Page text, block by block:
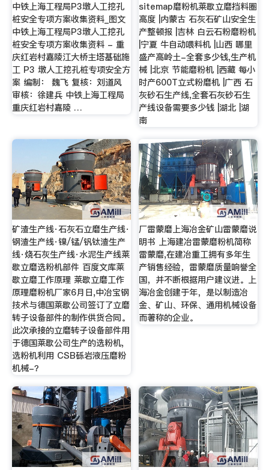
中铁上海工程局P3墩人工挖孔
桩安全专项方案收集资料_图文
中铁上海工程局P3墩人工挖孔
桩安全专项方案收集资料 - 重
庆红岩村嘉陵江大桥主塔基础施
工 P3 墩人工挖孔桩专项安全方
案 编制： 魏飞 复核：刘道风
审核：徐建兵 中铁上海工程局
重庆红岩村嘉陵 …
sitemap磨粉机莱歇立磨挡料圈
高度 |内蒙古 石灰石矿山安全生
产整顿报 |吉林 白云石粉磨粉机
|宁夏 牛自动喂料机 |山西 哪里
盛产高岭土-全套多少钱,生产机
械 |北京 节能磨粉机 |西藏 每小
时产600T立式粉磨机 |广西 石
灰砂石生产线,全套石灰砂石生
产线设备需要多少钱 |湖北 |湖
南
矿渣生产线·石灰石立磨生产线·
钢渣生产线·镍/锰/钒钛渣生产
线·烧石灰生产线·水泥生产线莱
歇立磨选粉机部件 百度文库莱
歇立磨工作原理 莱歇立磨工作
原理磨粉机厂家6月日,中冶宝钢
技术与德国莱歇公司签订了立磨
转子设备部件的制作供货合同。
此次承接的立磨转子设备部件用
于德国莱歇公司生产的选粉机,
选粉机利用 CSB砾岩液压磨粉
机械-？
厂雷蒙磨上海冶金矿山雷蒙磨说
明书 上海建冶雷蒙磨粉机简称
雷蒙磨,在建冶重工拥有多年生
产销售经验，雷蒙磨质量响誉全
国，并不断根据用户建议进。上
海冶金创建于年，是以制造冶
金、矿山、环保、通用机械设备
而著称的企业。